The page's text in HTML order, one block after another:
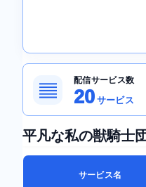
▤
配信サービス数
20 サービス
平凡な私の獣騎士
サービス名